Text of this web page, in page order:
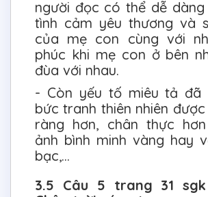
người đọc có thể dễ dàng
tình cảm yêu thương và
của mẹ con cùng với
phúc khi mẹ con ở bên
đùa với nhau.
- Còn yếu tố miêu tả đã
bức tranh thiên nhiên
ràng hơn, chân thực
ảnh bình minh vàng hay
bạc,...
3.5 Câu 5 trang 31